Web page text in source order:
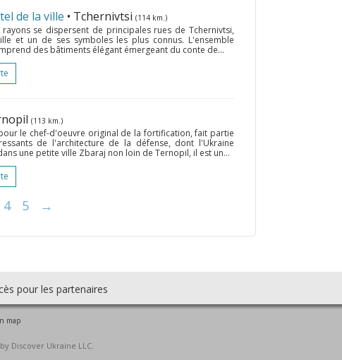
de la ville • Tchernivtsi (114 km.)
se dispersent de principales rues de Tchernivtsi,
et un de ses symboles les plus connus. L'ensemble
des bâtiments élégant émergeant du conte de...
(113 km.)
le chef-d'oeuvre original de la fortification, fait partie
de l'architecture de la défense, dont l'Ukraine
une petite ville Zbaraj non loin de Ternopil, il est un...
4 5 →
pour les partenaires
map
Discover Ukraine LLC.